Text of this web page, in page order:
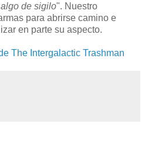
de sigilo". Nuestro
para abrirse camino e
en parte su aspecto.
The Intergalactic Trashman